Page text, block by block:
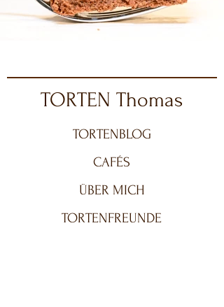
TORTEN Thomas
TORTENBLOG
CAFÉS
ÜBER MICH
TORTENFREUNDE